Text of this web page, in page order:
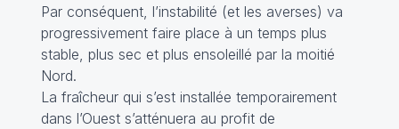
Par conséquent, l’instabilité (et les averses) va
progressivement faire place à un temps plus
stable, plus sec et plus ensoleillé par la moitié
Nord.
La fraîcheur qui s’est installée temporairement
dans l’Ouest s’atténuera au profit de